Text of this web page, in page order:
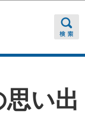
い出